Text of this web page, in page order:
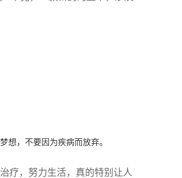
想，不要因为疾病而放弃。
疗，努力生活，真的特别让人